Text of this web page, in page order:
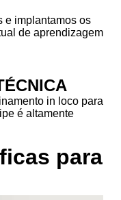
e implantamos os
de aprendizagem
in loco para
é altamente
para